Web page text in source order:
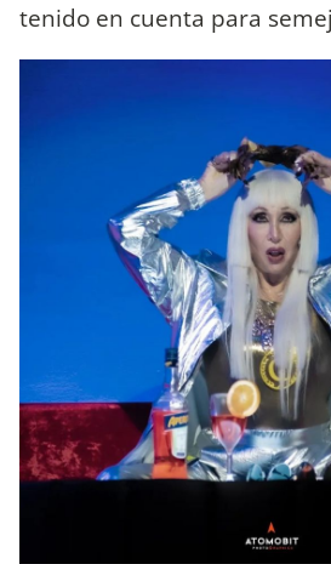
tenido en cuenta para